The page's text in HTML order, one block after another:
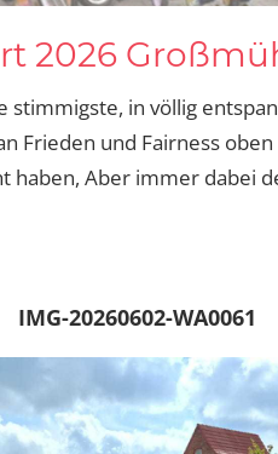
2026
stimmigste, in völlig
Frieden und Fairness
haben, Aber immer dabei
IMG-20260602-WA0061